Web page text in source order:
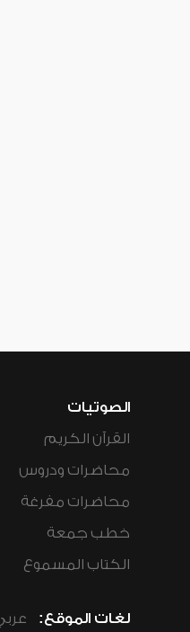
الصوتيات
القرآن الكريم
محاضرات ودروس
محاضرات مفرغة
خطب جمعة
الكتاب المسموع
لغات الموقع: